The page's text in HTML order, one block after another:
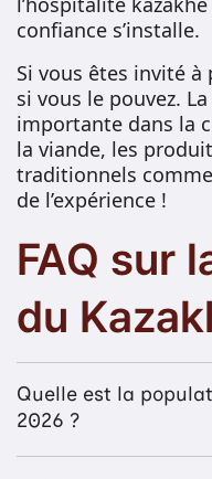
confiance s’installe.
Si vous êtes invité à
si vous le pouvez.
importante dans la
la viande, les
traditionnels
de l’expérience !
FAQ sur
du
Quelle est la
2026 ?